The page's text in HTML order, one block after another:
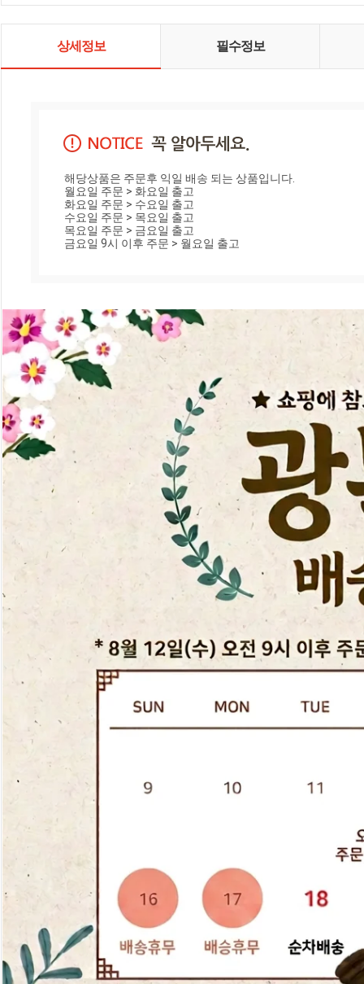
골어부는 바다와 자연을 담고 그리
상세정보 필수정보
해당상품은 주문후 익일 배송 되는 상품입니다.
월요일 주문 > 화요일 출고
화요일 주문 > 수요일 출고
수요일 주문 > 목요일 출고
목요일 주문 > 금요일 출고
금요일 9시 이후 주문 > 월요일 출고